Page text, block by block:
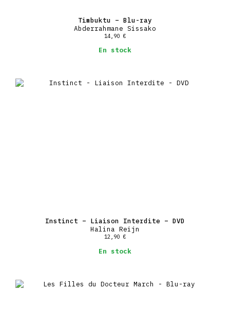
Timbuktu – Blu-ray
Abderrahmane Sissako
14,90 €
En stock
Instinct – Liaison Interdite – DVD
Halina Reijn
12,90 €
En stock